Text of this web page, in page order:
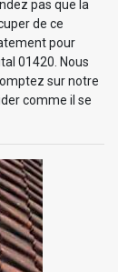
pas que la
de ce
pour
01420. Nous
sur notre
comme il se